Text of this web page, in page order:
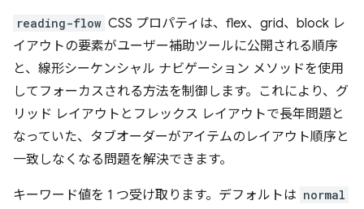
reading-flow CSS プロパティは、flex、grid、block レ
イアウトの要素がユーザー補助ツールに公開される順序
と、線形シーケンシャル ナビゲーション メソッドを使用
してフォーカスされる方法を制御します。これにより、グ
リッド レイアウトとフレックス レイアウトで長年問題と
なっていた、タブオーダーがアイテムのレイアウト順序と
一致しなくなる問題を解決できます。
キーワード値を 1 つ受け取ります。デフォルトは normal